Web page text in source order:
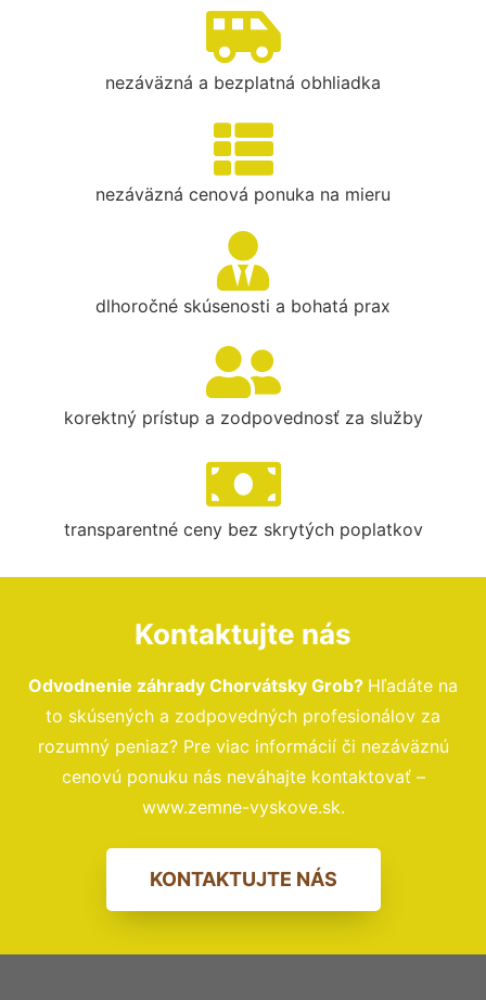
nezáväzná a bezplatná obhliadka
nezáväzná cenová ponuka na mieru
dlhoročné skúsenosti a bohatá prax
korektný prístup a zodpovednosť za služby
transparentné ceny bez skrytých poplatkov
Kontaktujte nás
Odvodnenie záhrady Chorvátsky Grob? Hľadáte na
to skúsených a zodpovedných profesionálov za
rozumný peniaz? Pre viac informácií či nezáväznú
cenovú ponuku nás neváhajte kontaktovať –
www.zemne-vyskove.sk.
KONTAKTUJTE NÁS